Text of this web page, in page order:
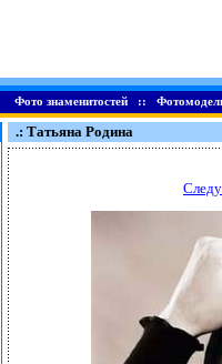
Фото знаменитостей::
.: Татьяна Родина